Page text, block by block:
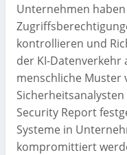
Unternehmen
kontrollieren und
der KI-
menschliche Muster
Security Report
Systeme in
kompromittiert